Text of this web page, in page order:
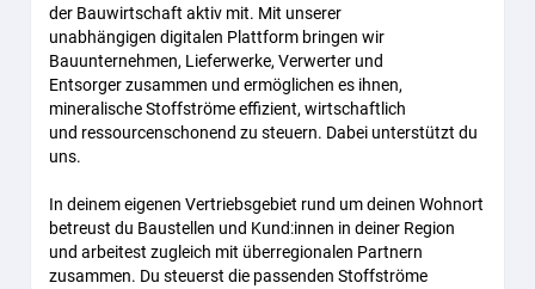
der Bauwirtschaft aktiv mit. Mit unserer
unabhängigen digitalen Plattform bringen wir
Bauunternehmen, Lieferwerke, Verwerter und
Entsorger zusammen und ermöglichen es ihnen,
mineralische Stoffströme effizient, wirtschaftlich
und ressourcenschonend zu steuern. Dabei unterstützt du
uns.
In deinem eigenen Vertriebsgebiet rund um deinen Wohnort
betreust du Baustellen und Kund:innen in deiner Region
und arbeitest zugleich mit überregionalen Partnern
zusammen. Du steuerst die passenden Stoffströme